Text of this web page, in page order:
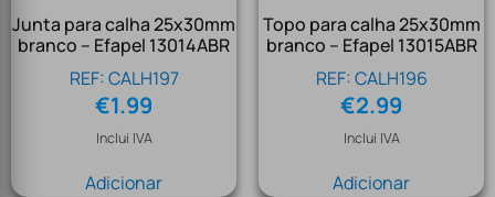
Junta para calha 25x30mm
branco – Efapel 13014ABR
REF: CALH197
€1.99
Inclui IVA
Adicionar
Topo para calha 25x30mm
branco – Efapel 13015ABR
REF: CALH196
€2.99
Inclui IVA
Adicionar